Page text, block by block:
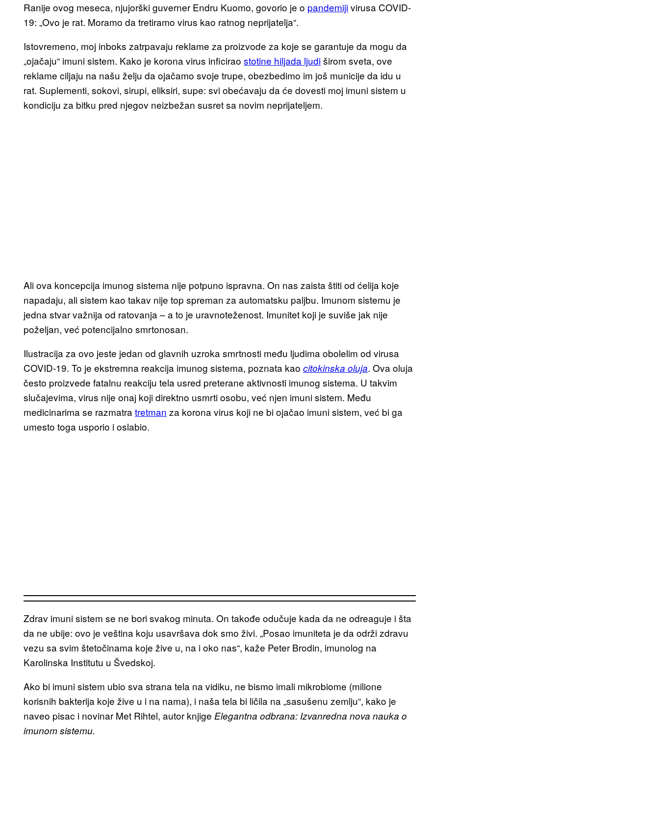
Ranije ovog meseca, njujorški guverner Endru Kuomo, govorio je o pandemijivirusa COVID-
19: „Ovo je rat. Moramo da tretiramo virus kao ratnog neprijatelja“.
Istovremeno, moj inboks zatrpavaju reklame za proizvode za koje se garantuje da mogu da
„ojačaju“ imuni sistem. Kako je korona virus inficirao stotine hiljada ljudiširom sveta, ove
reklame ciljaju na našu želju da ojačamo svoje trupe, obezbedimo im još municije da idu u
rat. Suplementi, sokovi, sirupi, eliksiri, supe: svi obećavaju da će dovesti moj imuni sistem u
kondiciju za bitku pred njegov neizbežan susret sa novim neprijateljem.
Ali ova koncepcija imunog sistema nije potpuno ispravna. On nas zaista štiti od ćelija koje
napadaju, ali sistem kao takav nije top spreman za automatsku paljbu. Imunom sistemu je
jedna stvar važnija od ratovanja – a to je uravnoteženost. Imunitet koji je suviše jak nije
poželjan, već potencijalno smrtonosan.
Ilustracija za ovo jeste jedan od glavnih uzroka smrtnosti među ljudima obolelim od virusa
COVID-19. To je ekstremna reakcija imunog sistema, poznata kao citokinska oluja. Ova oluja
često proizvede fatalnu reakciju tela usred preterane aktivnosti imunog sistema. U takvim
slučajevima, virus nije onaj koji direktno usmrti osobu, već njen imuni sistem. Među
medicinarima se razmatra tretman za korona virus koji ne bi ojačao imuni sistem, već bi ga
umesto toga usporio i oslabio.
Zdrav imuni sistem se ne bori svakog minuta. On takođe odučuje kada da ne odreaguje i šta
da ne ubije: ovo je veština koju usavršava dok smo živi. „Posao imuniteta je da održi zdravu
vezu sa svim štetočinama koje žive u, na i oko nas“, kaže Peter Brodin, imunolog na
Karolinska Institutu u Švedskoj.
Ako bi imuni sistem ubio sva strana tela na vidiku, ne bismo imali mikrobiome (milione
korisnih bakterija koje žive u i na nama), i naša tela bi ličila na „sasušenu zemlju“, kako je
naveo pisac i novinar Met Rihtel, autor knjige Elegantna odbrana: Izvanredna nova nauka o
imunom sistemu.